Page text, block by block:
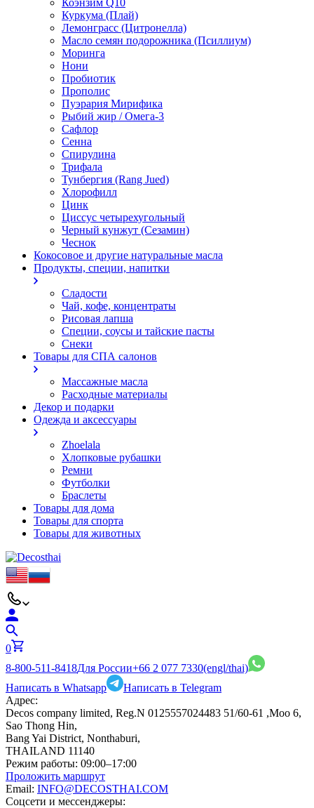
Коэнзим Q10
Куркума (Плай)
Лемонграсс (Цитронелла)
Масло семян подорожника (Псиллиум)
Моринга
Нони
Пробиотик
Прополис
Пуэрария Мирифика
Рыбий жир / Омега-3
Сафлор
Сенна
Спирулина
Трифала
Тунбергия (Rang Jued)
Хлорофилл
Цинк
Циссус четырехугольный
Черный кунжут (Сезамин)
Чеснок
Кокосовое и другие натуральные масла
Продукты, специи, напитки
Сладости
Чай, кофе, концентраты
Рисовая лапша
Специи, соусы и тайские пасты
Снеки
Товары для СПА салонов
Массажные масла
Расходные материалы
Декор и подарки
Одежда и аксессуары
Zhoelala
Хлопковые рубашки
Ремни
Футболки
Браслеты
Товары для дома
Товары для спорта
Товары для животных
0
8-800-511-8418Для России+66 2 077 7330(engl/thai)
Написать в Whatsapp
Написать в Telegram
Адрес:
Decos company limited, Reg.N 0125557024483 51/60-61 ,Moo 6,
Sao Thong Hin,
Bang Yai District, Nonthaburi,
THAILAND 11140
Режим работы: 09:00–17:00
Проложить маршрут
Email: INFO@DECOSTHAI.COM
Соцсети и мессенджеры: